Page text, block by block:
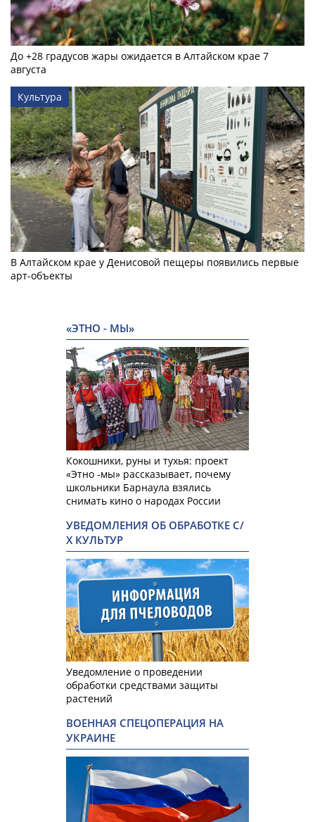
До +28 градусов жары ожидается в Алтайском крае 7
августа
Культура
В Алтайском крае у Денисовой пещеры появились первые
арт-объекты
«ЭТНО - МЫ»
Кокошники, руны и тухья: проект
«Этно -мы» рассказывает, почему
школьники Барнаула взялись
снимать кино о народах России
УВЕДОМЛЕНИЯ ОБ ОБРАБОТКЕ С/
Х КУЛЬТУР
Уведомление о проведении
обработки средствами защиты
растений
ВОЕННАЯ СПЕЦОПЕРАЦИЯ НА
УКРАИНЕ